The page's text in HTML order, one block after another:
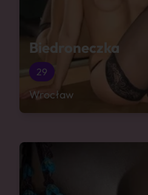
Biedroneczka
29
Wrocław